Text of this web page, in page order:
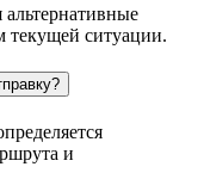
текущей ситуации.
и